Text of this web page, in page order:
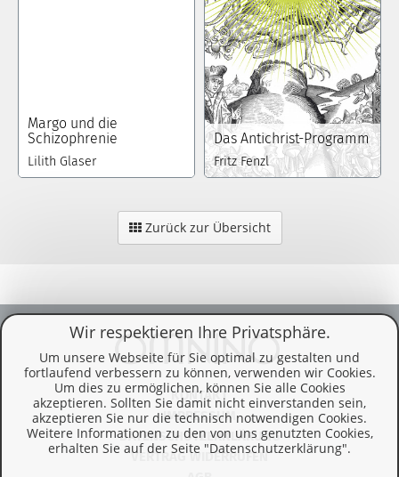
Wir respektieren Ihre Privatsphäre.
Um unsere Webseite für Sie optimal zu gestalten und
fortlaufend verbessern zu können, verwenden wir Cookies.
Um dies zu ermöglichen, können Sie alle Cookies
akzeptieren. Sollten Sie damit nicht einverstanden sein,
akzeptieren Sie nur die technisch notwendigen Cookies.
Weitere Informationen zu den von uns genutzten Cookies,
erhalten Sie auf der Seite "Datenschutzerklärung".
Margo und die
Schizophrenie
Lilith Glaser
Das Antichrist-Programm
Fritz Fenzl
Zurück zur Übersicht
KONTAKT
IMPRESSUM
DATENSCHUTZERKLÄRUNG
VERTRAG WIDERRUFEN